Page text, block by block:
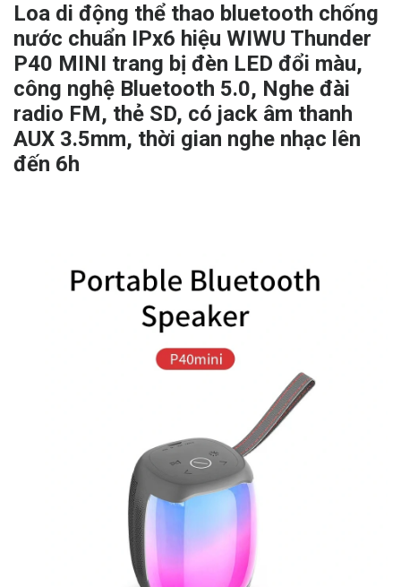
Loa di động thể thao bluetooth chống
nước chuẩn IPx6 hiệu WIWU Thunder
P40 MINI trang bị đèn LED đổi màu,
công nghệ Bluetooth 5.0, Nghe đài
radio FM, thẻ SD, có jack âm thanh
AUX 3.5mm, thời gian nghe nhạc lên
đến 6h